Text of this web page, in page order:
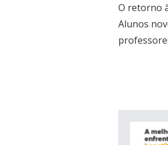
O retorno
Alunos